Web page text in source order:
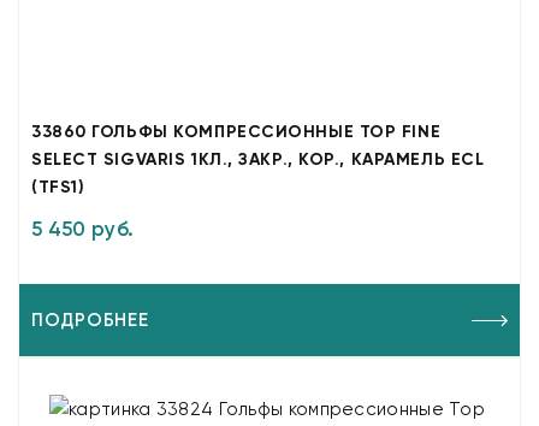
33860 ГОЛЬФЫ КОМПРЕССИОННЫЕ TOP FINE
SELECT SIGVARIS 1КЛ., ЗАКР., КОР., КАРАМЕЛЬ ECL
(TFS1)
5 450 руб.
ПОДРОБНЕЕ